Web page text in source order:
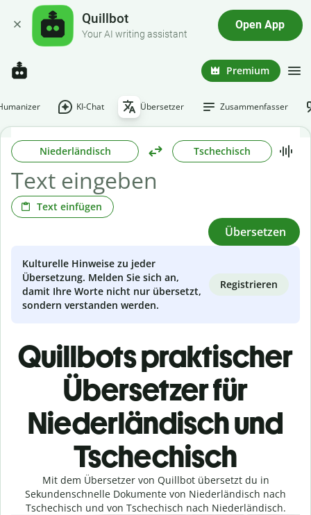
Quillbot
Your AI writing assistant
Open App
Premium
KI-Chat Übersetzer Zusammenfasser
Niederländisch Tschechisch
Text einfügen
Übersetzen
Kulturelle Hinweise zu jeder
Übersetzung. Melden Sie sich an,
damit Ihre Worte nicht nur übersetzt,
sondern verstanden werden.
Registrieren
Quillbots praktischer
Übersetzer für
Niederländisch und
Tschechisch
Mit dem Übersetzer von Quillbot übersetzt du in
Sekundenschnelle Dokumente von Niederländisch nach
Tschechisch und von Tschechisch nach Niederländisch.